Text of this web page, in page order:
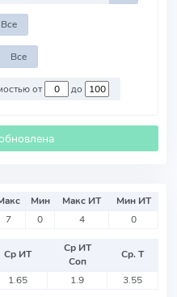
Все
Все
Против команд со стоимостью от до
Мин Макс ИТ
Мин ИТ
7 0 4 0
Ср ИТ
Ср ИТ
Соп
Ср. Т
1.65 1.9 3.55